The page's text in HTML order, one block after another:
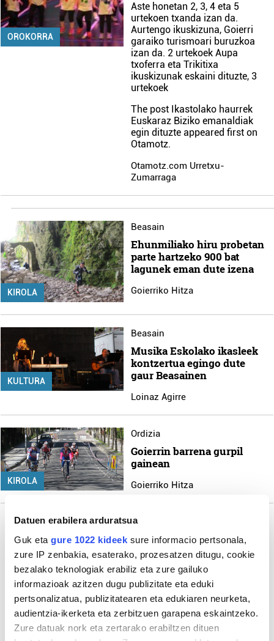
Datuen erabilera arduratsua
Guk eta gure 1022 kideek sure informacio pertsonala,
zure IP zenbakia, esaterako, prozesatzen ditugu, cookie
bezalako teknologiak erabiliz eta zure gailuko
informazioak azitzen dugu publizitate eta eduki
pertsonalizatua, publizitatearen eta edukiaren neurketa,
audientzia-ikerketa eta zerbitzuen garapena eskaintzeko.
Zure datuak nork eta zertarako erabiltzen dituen
OROKORRA
Aste honetan 2, 3, 4 eta 5
urtekoen txanda izan da.
Aurtengo ikuskizuna, Goierri
garaiko turismoari buruzkoa
izan da. 2 urtekoek Aupa
txoferra eta Trikitixa
ikuskizunak eskaini dituzte, 3
urtekoek
The post Ikastolako haurrek
Euskaraz Biziko emanaldiak
egin dituzteappeared first on
Otamotz.
Otamotz.com Urretxu-
Zumarraga
KIROLA
Beasain
Ehunmiliako hiru probetan
parte hartzeko 900 bat
lagunek eman dute izena
Goierriko Hitza
KULTURA
Beasain
Musika Eskolako ikasleek
kontzertua egingo dute
gaur Beasainen
Loinaz Agirre
KIROLA
Ordizia
Goierrin barrena gurpil
gainean
Goierriko Hitza
Gehiago